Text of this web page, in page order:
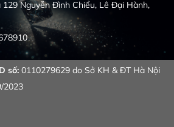
129 Nguyễn Đình Chiểu, Lê Đại Hành,
số: 0110279629 do Sở KH & ĐT Hà Nội
2023